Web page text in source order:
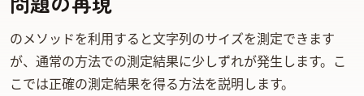
.NETのGraphics.MeasureStringメソッドを利用すると文字列のサイズを測定できます
が、通常の方法での測定結果に少しずれが発生します。こ
こでは正確の測定結果を得る方法を説明します。